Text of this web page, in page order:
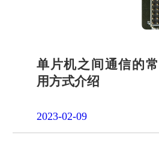
单片机之间通信的常
用方式介绍
2023-02-09